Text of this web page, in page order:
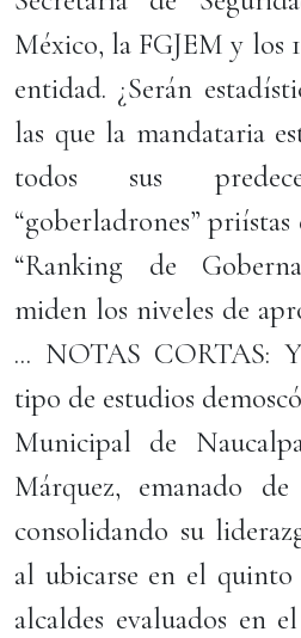
México, la FGJEM y los
entidad. ¿Serán
las que la mandataria
todos sus
“goberladrones” priístas
“Ranking de
miden los niveles de
... NOTAS CORTAS:
tipo de estudios
Municipal de
Márquez, emanado
consolidando su
al ubicarse en el
alcaldes evaluados en